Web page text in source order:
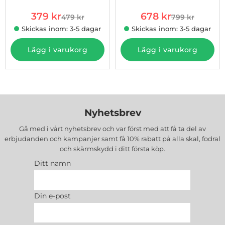
och säkerställa att du aldrig blir utan
ström när du är ute och kör.
Enkel Installation och Användning
användarvänliga och kan enkelt
installeras av både nybörjare och erfarna
användare.
Vissa laddare kan enkelt kopplas in i ditt
hem med hjälp av ett vanligt vägguttag,
kapacitet.
rea pris
379 krtidigare pris
479 kr
Skickas inom: 3-5 dagar
Lägg i varukorg
rea pris
678 krtidigare pris
799 kr
Skickas inom: 3-5 dagar
Lägg i varukorg
Nyhetsbrev
Gå med i vårt nyhetsbrev och var först med att få ta del av
erbjudanden och kampanjer samt få 10% rabatt på alla skal, fodral
och skärmskydd i ditt första köp.
Ditt namn
Din e-post